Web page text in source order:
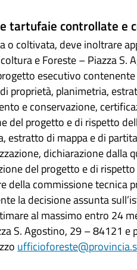
tartufaie controllate e
coltivata, deve inoltrare
e Foreste – Piazza S.
esecutivo
proprietà, planimetria,
e conservazione,
del progetto e di rispetto
di mappa e di
dichiarazione dalla
del progetto e di
della commissione tecnica
la decisione assunta
al massimo entro 24
S. Agostino, 29 – 84121 e